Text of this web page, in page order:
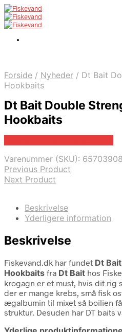
Forside / Nyheder / Dt Bait
Hookbaits
Dt Bait Double
Hookbaits
Varenummer (SKU):
Previous Product
Next Product
Beskrivelse
Yderligere information
Beskrivelse
Fiskevand.dk har fundet Dt
Hookbaits fra Dt Bait hos
krogagn er et must, hvis dit rig
der er mange krebs, små fisk
ægalbumin til mixet så boilien
struktur. Desuden har DT baits